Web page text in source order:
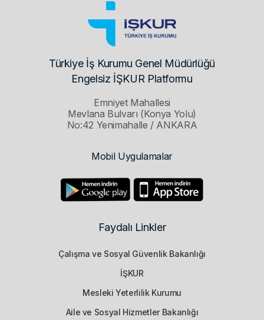
Türkiye İş Kurumu Genel Müdürlüğü
Engelsiz İŞKUR Platformu
Emniyet Mahallesi
Mevlana Bulvarı (Konya Yolu)
No:42 Yenimahalle / ANKARA
Mobil Uygulamalar
Faydalı Linkler
Çalışma ve Sosyal Güvenlik Bakanlığı
İŞKUR
Mesleki Yeterlilik Kurumu
Aile ve Sosyal Hizmetler Bakanlığı